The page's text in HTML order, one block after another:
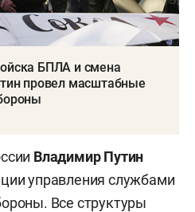
БПЛА и смена
провел масштабные
Владимир Путин
управления службами
Все структуры